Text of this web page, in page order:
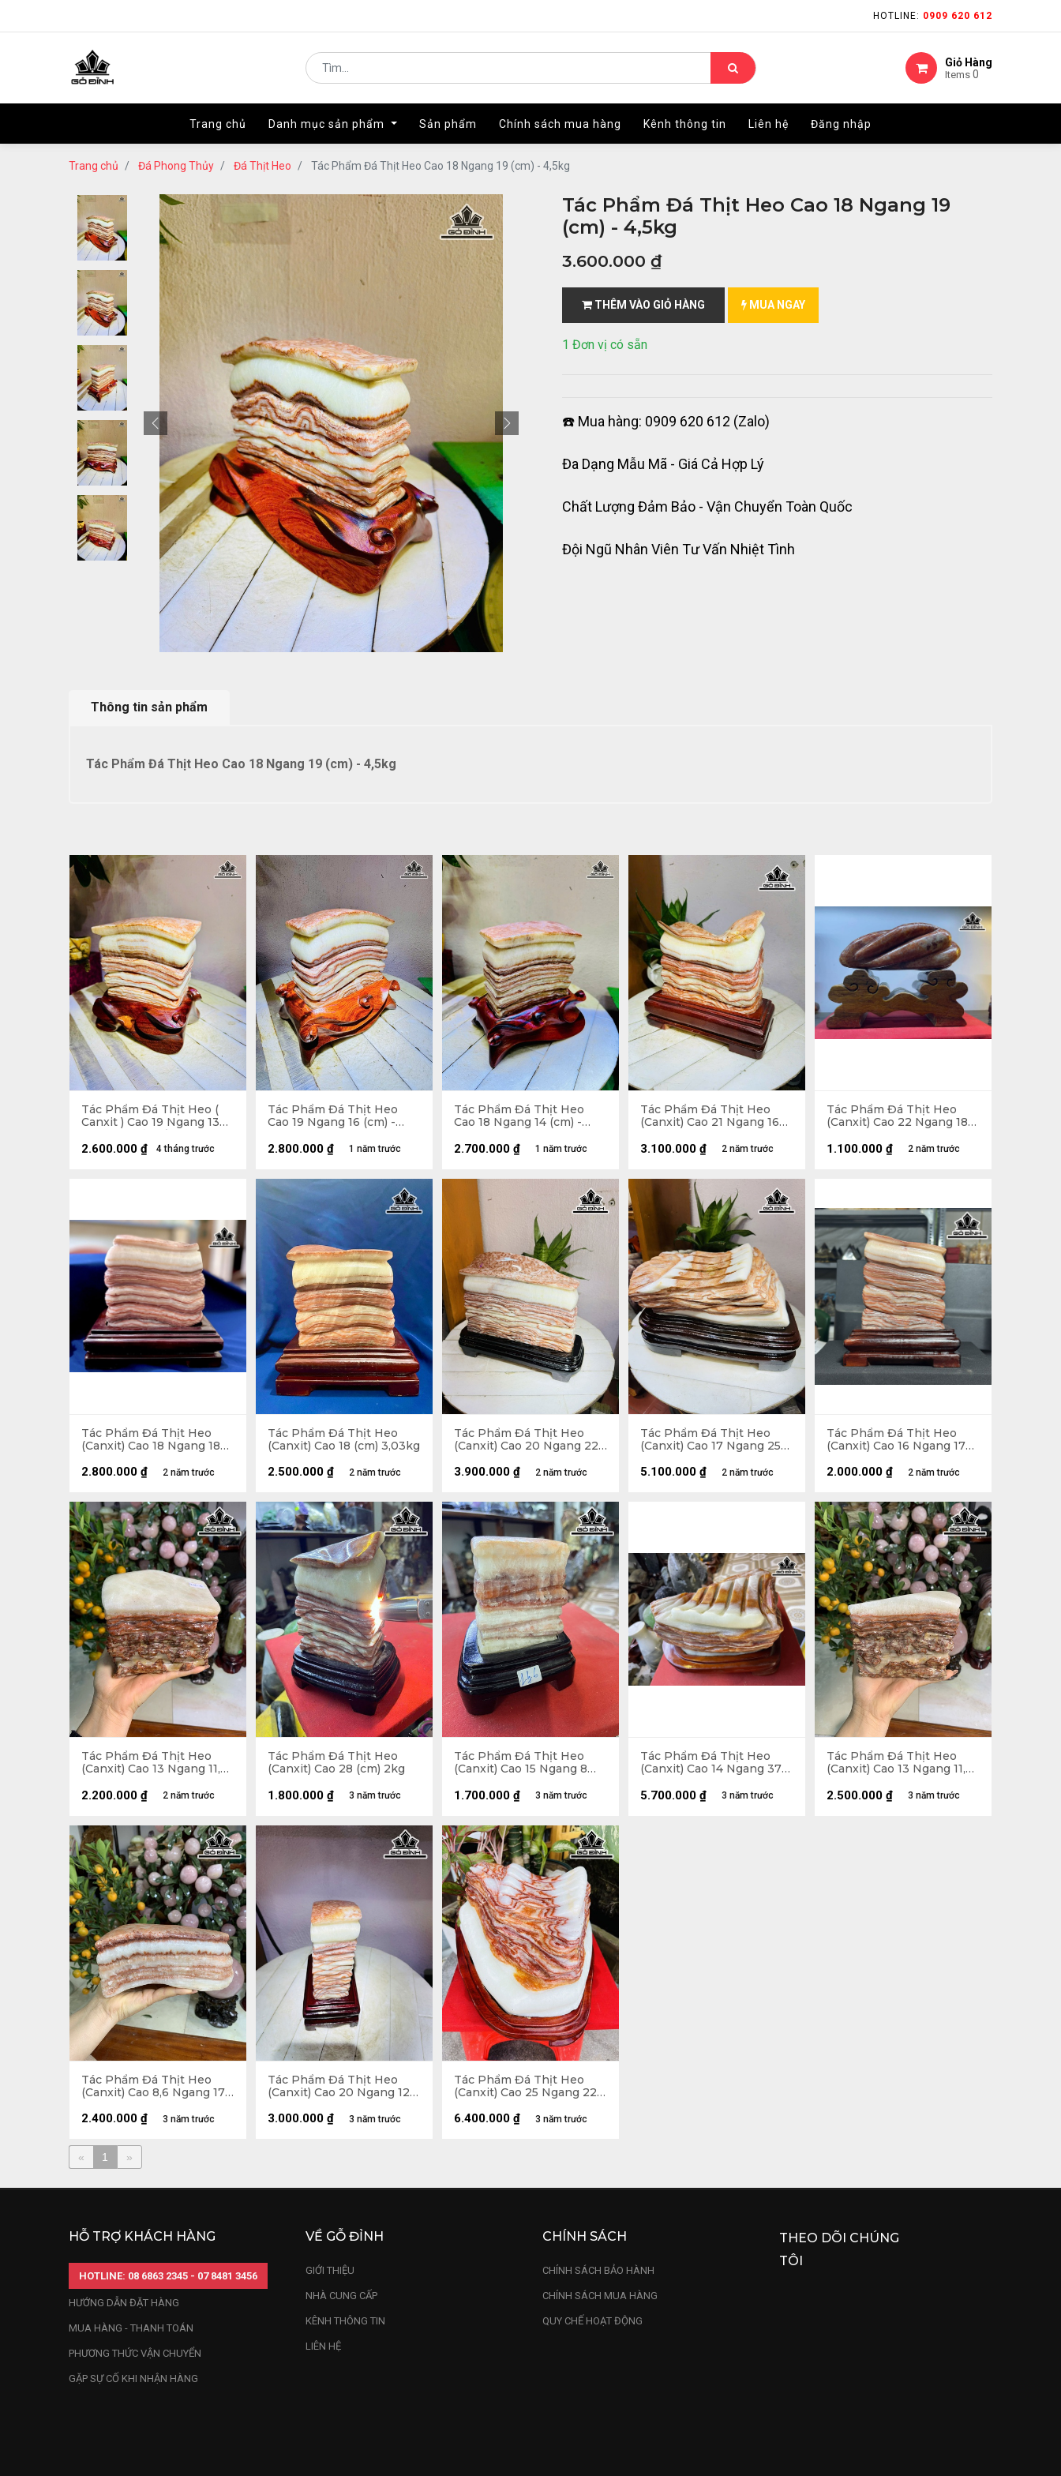
HOTLINE: 0909 620 612
Giỏ Hàng
Items 0
Trang chủ Danh mục sản phẩm Sản phẩm Chính sách mua hàng Kênh thông tin Liên hệ Đăng nhập
HOTLINE: 0909 620 612
Giỏ Hàng
Items 0
Trang chủ Danh mục sản phẩm Sản phẩm Chính sách mua hàng Kênh thông tin Liên hệ Đăng nhập
Trang chủ Đá Phong Thủy Đá Thịt Heo Tác Phẩm Đá Thịt Heo Cao 18 Ngang 19 (cm) - 4,5kg
Tác Phẩm Đá Thịt Heo Cao 18 Ngang 19
(cm) - 4,5kg
3.600.000 ₫
THÊM VÀO GIỎ HÀNG MUA NGAY
1 Đơn vị có sẵn
☎️ Mua hàng: 0909 620 612 (Zalo)
Đa Dạng Mẫu Mã - Giá Cả Hợp Lý
Chất Lượng Đảm Bảo - Vận Chuyển Toàn Quốc
Đội Ngũ Nhân Viên Tư Vấn Nhiệt Tình
Thông tin sản phẩm
Tác Phẩm Đá Thịt Heo Cao 18 Ngang 19 (cm) - 4,5kg
Tác Phẩm Đá Thịt Heo (
Canxit ) Cao 19 Ngang 13
(cm) 3kg Cả Đế
4 tháng trước
2.600.000 ₫
Tác Phẩm Đá Thịt Heo
Cao 19 Ngang 16 (cm) -
1 năm trước
2.800.000 ₫
Tác Phẩm Đá Thịt Heo
Cao 18 Ngang 14 (cm) -
1 năm trước
2.700.000 ₫
Tác Phẩm Đá Thịt Heo
(Canxit) Cao 21 Ngang 16
2 năm trước
3.100.000 ₫
Tác Phẩm Đá Thịt Heo
(Canxit) Cao 22 Ngang 18
2 năm trước
1.100.000 ₫
Tác Phẩm Đá Thịt Heo
(Canxit) Cao 18 Ngang 18
2 năm trước
2.800.000 ₫
Tác Phẩm Đá Thịt Heo
(Canxit) Cao 18 (cm) 3,03kg
2 năm trước
2.500.000 ₫
Tác Phẩm Đá Thịt Heo
(Canxit) Cao 20 Ngang 22
2 năm trước
3.900.000 ₫
Tác Phẩm Đá Thịt Heo
(Canxit) Cao 17 Ngang 25
2 năm trước
5.100.000 ₫
Tác Phẩm Đá Thịt Heo
(Canxit) Cao 16 Ngang 17
2 năm trước
2.000.000 ₫
Tác Phẩm Đá Thịt Heo
(Canxit) Cao 13 Ngang 11,5
2 năm trước
2.200.000 ₫
Tác Phẩm Đá Thịt Heo
(Canxit) Cao 28 (cm) 2kg
3 năm trước
1.800.000 ₫
Tác Phẩm Đá Thịt Heo
(Canxit) Cao 15 Ngang 8
3 năm trước
1.700.000 ₫
Tác Phẩm Đá Thịt Heo
(Canxit) Cao 14 Ngang 37
3 năm trước
5.700.000 ₫
Tác Phẩm Đá Thịt Heo
(Canxit) Cao 13 Ngang 11,5
3 năm trước
2.500.000 ₫
Tác Phẩm Đá Thịt Heo
(Canxit) Cao 8,6 Ngang 17,3
3 năm trước
2.400.000 ₫
Tác Phẩm Đá Thịt Heo
(Canxit) Cao 20 Ngang 12
3 năm trước
3.000.000 ₫
Tác Phẩm Đá Thịt Heo
(Canxit) Cao 25 Ngang 22
3 năm trước
6.400.000 ₫
« 1 »
HỖ TRỢ KHÁCH HÀNG
HOTLINE: 08 6863 2345 - 07 8481 3456
HƯỚNG DẪN ĐẶT HÀNG
MUA HÀNG - THANH TOÁN
PHƯƠNG THỨC VẬN CHUYỂN
GẶP SỰ CỐ KHI NHẬN HÀNG
VỀ GỖ ĐỈNH
GIỚI THIỆU
NHÀ CUNG CẤP
KÊNH THÔNG TIN
LIÊN HỆ
CHÍNH SÁCH
CHÍNH SÁCH BẢO HÀNH
CHÍNH SÁCH MUA HÀNG
QUY CHẾ HOẠT ĐỘNG
THEO DÕI CHÚNG
TÔI